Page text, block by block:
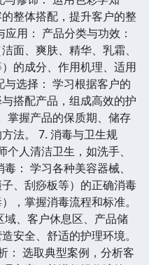
整体搭配，提升客户的整
用： 产品分类与功效：
面、爽肤、精华、乳霜、
的成分、作用机理、适用
选择： 学习根据客户的
搭配产品，组成高效的护
掌握产品的保质期、储存
法。 7. 消毒与卫生规
人清洁卫生，如洗手、
： 学习各种美容器械、
、刮痧板等）的正确消毒
，掌握消毒流程和标准。
、客户休息区、产品储
安全、舒适的护理环境。
： 选取典型案例，分析客